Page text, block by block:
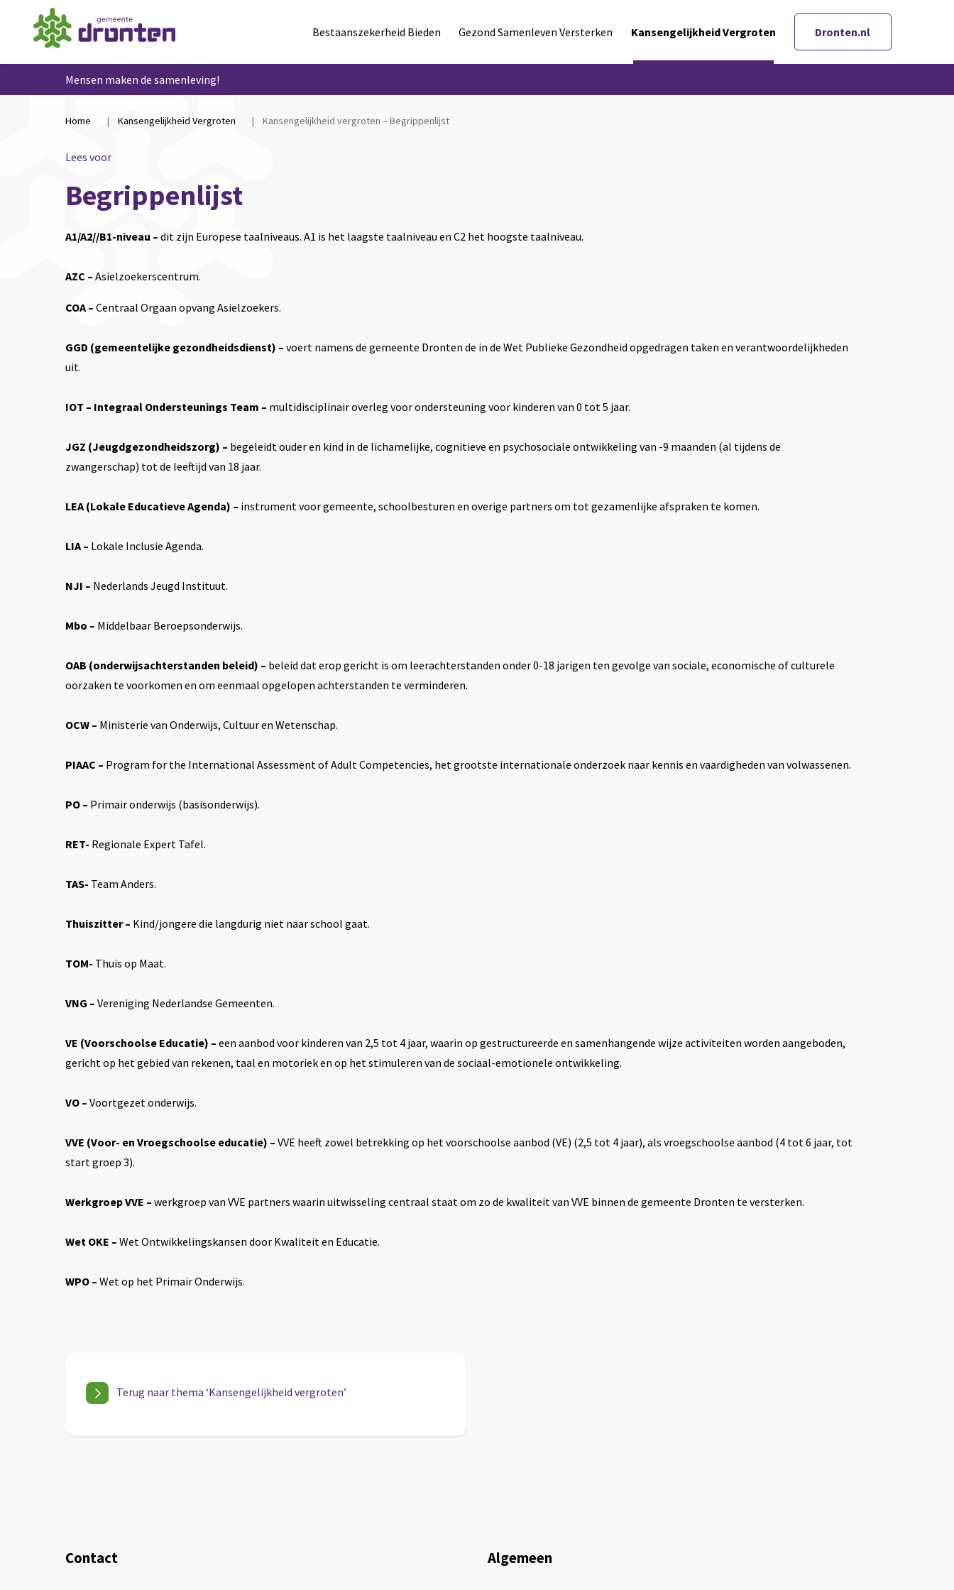
Bestaanszekerheid Bieden Gezond Samenleven Versterken Kansengelijkheid Vergroten Dronten.nl
Mensen maken de samenleving!
Home Kansengelijkheid Vergroten Kansengelijkheid vergroten – Begrippenlijst
Lees voor
Begrippenlijst
A1/A2//B1-niveau – dit zijn Europese taalniveaus. A1 is het laagste taalniveau en C2 het hoogste taalniveau.
AZC – Asielzoekerscentrum.
COA – Centraal Orgaan opvang Asielzoekers.
GGD (gemeentelijke gezondheidsdienst) – voert namens de gemeente Dronten de in de Wet Publieke Gezondheid opgedragen taken en verantwoordelijkheden
uit.
IOT – Integraal Ondersteunings Team – multidisciplinair overleg voor ondersteuning voor kinderen van 0 tot 5 jaar.
JGZ (Jeugdgezondheidszorg) – begeleidt ouder en kind in de lichamelijke, cognitieve en psychosociale ontwikkeling van -9 maanden (al tijdens de
zwangerschap) tot de leeftijd van 18 jaar.
LEA (Lokale Educatieve Agenda) – instrument voor gemeente, schoolbesturen en overige partners om tot gezamenlijke afspraken te komen.
LIA – Lokale Inclusie Agenda.
NJI – Nederlands Jeugd Instituut.
Mbo – Middelbaar Beroepsonderwijs.
OAB (onderwijsachterstanden beleid) – beleid dat erop gericht is om leerachterstanden onder 0-18 jarigen ten gevolge van sociale, economische of culturele
oorzaken te voorkomen en om eenmaal opgelopen achterstanden te verminderen.
OCW – Ministerie van Onderwijs, Cultuur en Wetenschap.
PIAAC – Program for the International Assessment of Adult Competencies, het grootste internationale onderzoek naar kennis en vaardigheden van volwassenen.
PO – Primair onderwijs (basisonderwijs).
RET- Regionale Expert Tafel.
TAS- Team Anders.
Thuiszitter – Kind/jongere die langdurig niet naar school gaat.
TOM- Thuis op Maat.
VNG – Vereniging Nederlandse Gemeenten.
VE (Voorschoolse Educatie) – een aanbod voor kinderen van 2,5 tot 4 jaar, waarin op gestructureerde en samenhangende wijze activiteiten worden aangeboden,
gericht op het gebied van rekenen, taal en motoriek en op het stimuleren van de sociaal-emotionele ontwikkeling.
VO – Voortgezet onderwijs.
VVE (Voor- en Vroegschoolse educatie) – VVE heeft zowel betrekking op het voorschoolse aanbod (VE) (2,5 tot 4 jaar), als vroegschoolse aanbod (4 tot 6 jaar, tot
start groep 3).
Werkgroep VVE – werkgroep van VVE partners waarin uitwisseling centraal staat om zo de kwaliteit van VVE binnen de gemeente Dronten te versterken.
Wet OKE – Wet Ontwikkelingskansen door Kwaliteit en Educatie.
WPO – Wet op het Primair Onderwijs.
Terug naar thema ‘Kansengelijkheid vergroten’
Contact Algemeen